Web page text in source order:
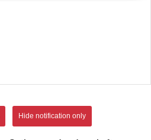
Hide notification only